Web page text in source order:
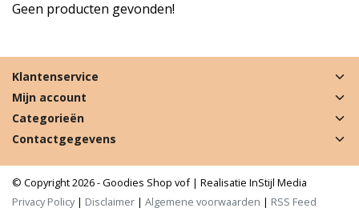
Geen producten gevonden!
Klantenservice
Mijn account
Categorieën
Contactgegevens
© Copyright 2026 - Goodies Shop vof | Realisatie InStijl Media
Privacy Policy| Disclaimer | Algemene voorwaarden | RSS Feed